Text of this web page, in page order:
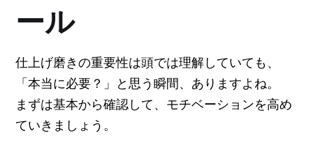
ール
仕上げ磨きの重要性は頭では理解していても、
「本当に必要？」と思う瞬間、ありますよね。
まずは基本から確認して、モチベーションを高め
ていきましょう。